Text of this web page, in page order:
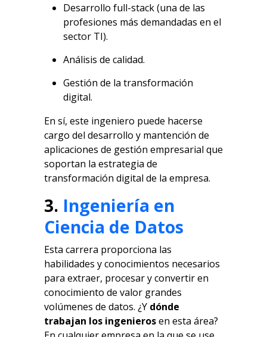
Desarrollo full-stack (una de las
profesiones más demandadas en el
sector TI).
Análisis de calidad.
Gestión de la transformación
digital.
En sí, este ingeniero puede hacerse
cargo del desarrollo y mantención de
aplicaciones de gestión empresarial que
soportan la estrategia de
transformación digital de la empresa.
3. Ingeniería en
Ciencia de Datos
Esta carrera proporciona las
habilidades y conocimientos necesarios
para extraer, procesar y convertir en
conocimiento de valor grandes
volúmenes de datos. ¿Y dónde
trabajan los ingenierosen esta área?